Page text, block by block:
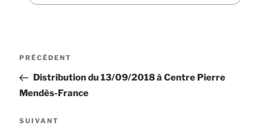
Navigation
l’article
Article
précédent
PRÉCÉDENT
Distribution du 13/09/2018 à Centre Pierre
Mendès-France
Article
SUIVANT